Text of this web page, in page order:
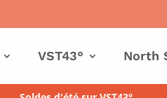
VST43° North